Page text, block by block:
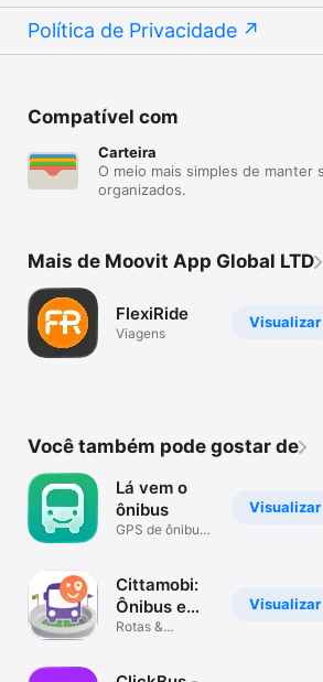
Política de Privacidade
Compatível com
Carteira
O meio mais simples de manter
organizados.
Mais de Moovit App Global LTD
Visualizar
FlexiRide
Viagens
Você também pode gostar de
Visualizar
Lá vem o
ônibus
GPS de ônibus
Visualizar
Cittamobi:
Ônibus e
Trilhos
Rotas &